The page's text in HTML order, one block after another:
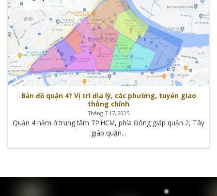
Bản đồ quận 4? Vị trí địa lý, các phường, tuyến giao
thông chính
Tháng 7 17, 2025
Quận 4 nằm ở trung tâm TP.HCM, phía Đông giáp quận 2, Tây
giáp quận...